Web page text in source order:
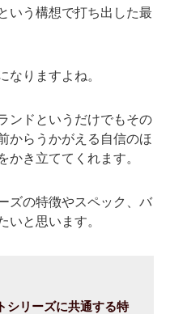
いう構想で打ち出した最
なりますよね。
ンドというだけでもその
からうかがえる自信のほ
かき立ててくれます。
ズの特徴やスペック、バ
いと思います。
シリーズに共通する特